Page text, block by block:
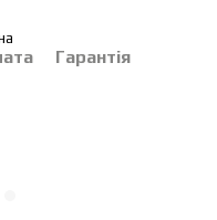
Гарантія